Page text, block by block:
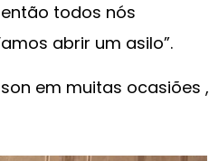
todos nós
abrir um asilo”.
em muitas ocasiões ,